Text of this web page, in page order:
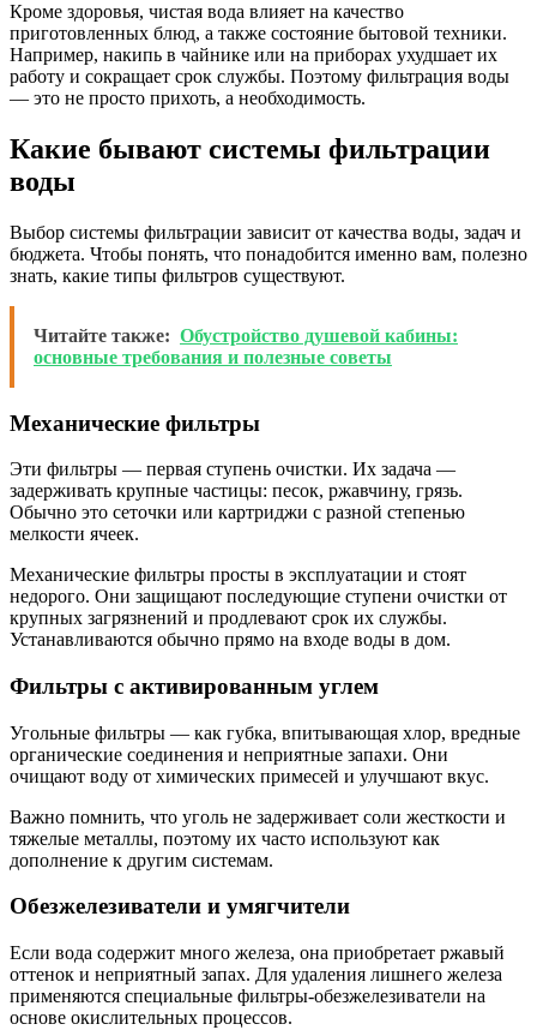
Кроме здоровья, чистая вода влияет на качество
приготовленных блюд, а также состояние бытовой техники.
Например, накипь в чайнике или на приборах ухудшает их
работу и сокращает срок службы. Поэтому фильтрация воды
— это не просто прихоть, а необходимость.
Какие бывают системы фильтрации
воды
Выбор системы фильтрации зависит от качества воды, задач и
бюджета. Чтобы понять, что понадобится именно вам, полезно
знать, какие типы фильтров существуют.
Читайте также: Обустройство душевой кабины:
основные требования и полезные советы
Механические фильтры
Эти фильтры — первая ступень очистки. Их задача —
задерживать крупные частицы: песок, ржавчину, грязь.
Обычно это сеточки или картриджи с разной степенью
мелкости ячеек.
Механические фильтры просты в эксплуатации и стоят
недорого. Они защищают последующие ступени очистки от
крупных загрязнений и продлевают срок их службы.
Устанавливаются обычно прямо на входе воды в дом.
Фильтры с активированным углем
Угольные фильтры — как губка, впитывающая хлор, вредные
органические соединения и неприятные запахи. Они
очищают воду от химических примесей и улучшают вкус.
Важно помнить, что уголь не задерживает соли жесткости и
тяжелые металлы, поэтому их часто используют как
дополнение к другим системам.
Обезжелезиватели и умягчители
Если вода содержит много железа, она приобретает ржавый
оттенок и неприятный запах. Для удаления лишнего железа
применяются специальные фильтры-обезжелезиватели на
основе окислительных процессов.